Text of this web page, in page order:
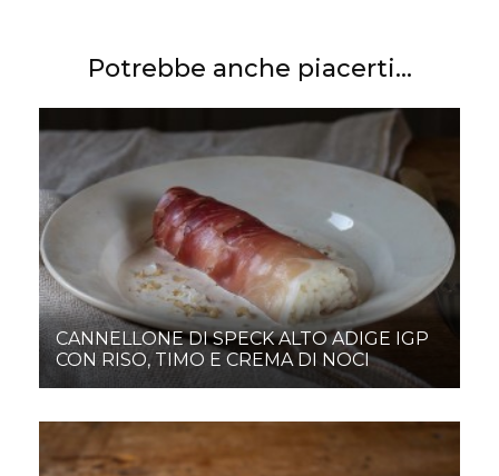
Potrebbe anche piacerti...
CANNELLONE DI SPECK ALTO ADIGE IGP
CON RISO, TIMO E CREMA DI NOCI